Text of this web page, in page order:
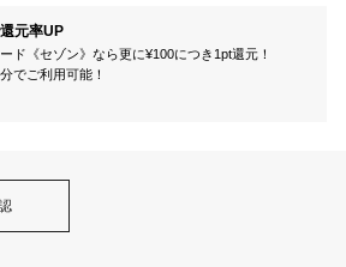
元率UP
ド《セゾン》なら更に¥100につき1pt還元！
でご利用可能！